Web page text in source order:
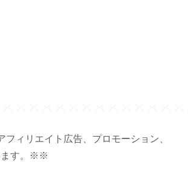
ィリエイト広告、プロモーション、
ます。※※